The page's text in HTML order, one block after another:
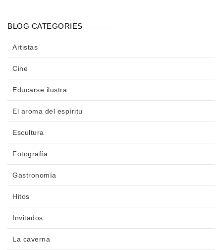
BLOG CATEGORIES
Artistas
Cine
Educarse ilustra
El aroma del espíritu
Escultura
Fotografía
Gastronomía
Hitos
Invitados
La caverna